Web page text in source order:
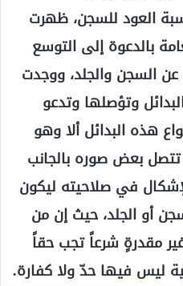
العود للسجن، ظهرت
بالدعوة إلى التوسع
عن السجن والجلد، ووجدت
وتؤصلها وتدعو
هذه البدائل ألا وهو
تتصل بعض صوره بالجانب
في صلاحيته ليكون
أو الجلد، حيث إن من
مقدرةٍ شرعاً تجب حقاً
ليس فيها حدّ ولا كفارة.